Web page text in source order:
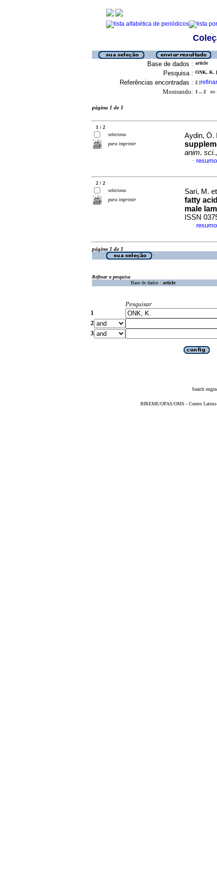
Base de dados : article
Pesquisa : ONK, K.
Referências encontradas : 2 [refinar
Mostrando: 1 .. 2 no
página 1 de 1
1 / 2
seleciona
para imprimir
Aydin, Ö.
anim. sci.
·
2 / 2
seleciona
para imprimir
Sari, M.
fatty
male
ISSN
·
página 1 de 1
Refinar a pesquisa
Base de dados : article
Pesquisar
1
2
3
Search
BIREME/OPAS/OMS - Centro Latino-